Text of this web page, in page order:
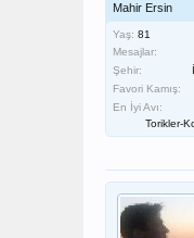
Mahir Ersin
Yaş: 81
Mesajlar:
Şehir:
Favori Kamış:
En İyi Avı:
Torikler-